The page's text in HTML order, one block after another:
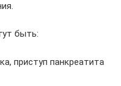
быть:
приступ панкреатита